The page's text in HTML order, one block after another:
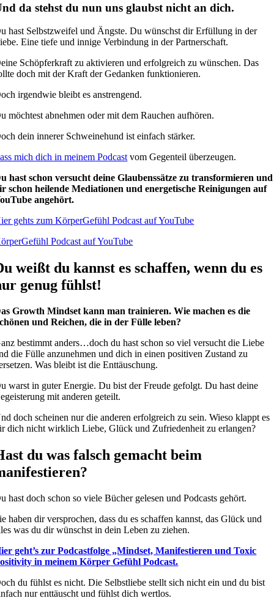
da stehst du nun uns glaubst nicht an dich.
hast Selbstzweifel und Ängste. Du wünschst dir Erfüllung in der
Eine tiefe und innige Verbindung in der Partnerschaft.
Schöpferkraft zu aktivieren und erfolgreich zu wünschen. Das
doch mit der Kraft der Gedanken funktionieren.
irgendwie bleibt es anstrengend.
möchtest abnehmen oder mit dem Rauchen aufhören.
dein innerer Schweinehund ist einfach stärker.
mich dich in meinem Podcast vom Gegenteil überzeugen.
hast schon versucht deine Glaubenssätze zu transformieren und
schon heilende Mediationen und energetische Reinigungen auf
angehört.
gehts zum KörperGefühl Podcast auf YouTube
Podcast auf YouTube
weißt du kannst es schaffen, wenn du es
genug fühlst!
Growth Mindset kann man trainieren. Wie machen es die
und Reichen, die in der Fülle leben?
bestimmt anders…doch du hast schon so viel versucht die Liebe
die Fülle anzunehmen und dich in einen positiven Zustand zu
Was bleibt ist die Enttäuschung.
warst in guter Energie. Du bist der Freude gefolgt. Du hast deine
mit anderen geteilt.
doch scheinen nur die anderen erfolgreich zu sein. Wieso klappt es
dich nicht wirklich Liebe, Glück und Zufriedenheit zu erlangen?
du was falsch gemacht beim
hast doch schon so viele Bücher gelesen und Podcasts gehört.
haben dir versprochen, dass du es schaffen kannst, das Glück und
was du dir wünschst in dein Leben zu ziehen.
geht’s zur Podcastfolge „Mindset, Manifestieren und Toxic
in meinem Körper Gefühl Podcast.
du fühlst es nicht. Die Selbstliebe stellt sich nicht ein und du bist
nur enttäuscht und fühlst dich wertlos.